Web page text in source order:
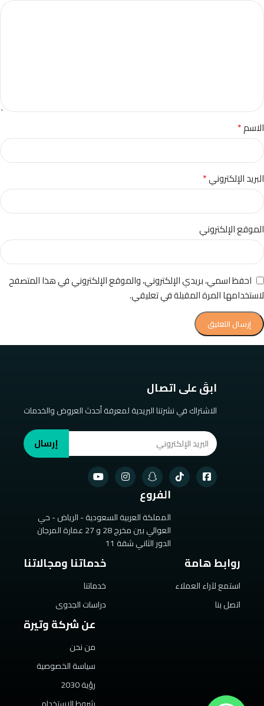
الاسم*
البريد الإلكتروني*
الموقع الإلكتروني
احفظ اسمي، بريدي الإلكتروني، والموقع الإلكتروني في هذا المتصفح
لاستخدامها المرة المقبلة في تعليقي.
ابقَ على اتصال
الاشتراك في نشرتنا البريدية لمعرفة أحدث العروض والخدمات
إرسال
الفروع
المملكة العربية السعودية - الرياض - حي
العوالي بين مخرج 28 و 27 عمارة المرجان
الدور الثاني شقة 11
خدماتنا ومجالاتنا
خدماتنا
دراسات الجدوى
روابط هامة
استمع لآراء العملاء
اتصل بنا
عن شركة وتيرة
من نحن
سياسة الخصوصية
رؤية 2030